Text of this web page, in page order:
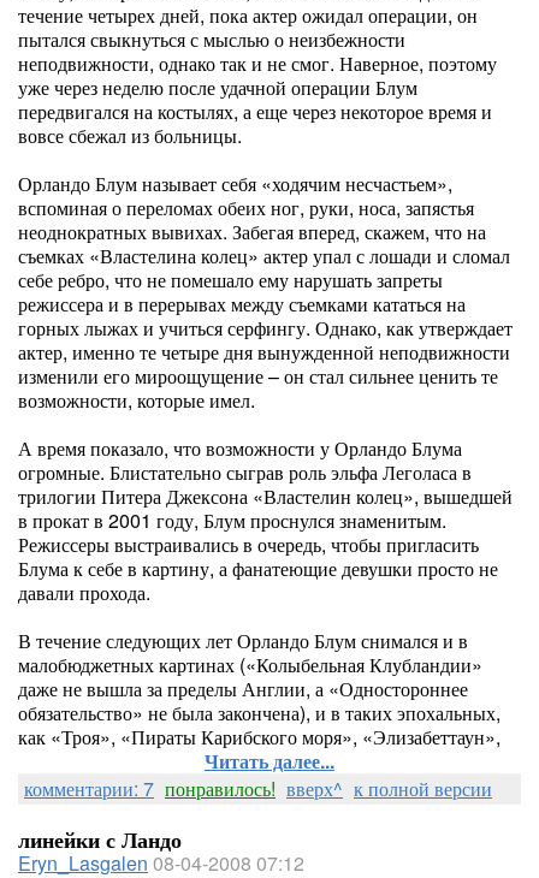
течение четырех дней, пока актер ожидал операции, он
пытался свыкнуться с мыслью о неизбежности
неподвижности, однако так и не смог. Наверное, поэтому
уже через неделю после удачной операции Блум
передвигался на костылях, а еще через некоторое время и
вовсе сбежал из больницы.
Орландо Блум называет себя «ходячим несчастьем»,
вспоминая о переломах обеих ног, руки, носа, запястья
неоднократных вывихах. Забегая вперед, скажем, что на
съемках «Властелина колец» актер упал с лошади и сломал
себе ребро, что не помешало ему нарушать запреты
режиссера и в перерывах между съемками кататься на
горных лыжах и учиться серфингу. Однако, как утверждает
актер, именно те четыре дня вынужденной неподвижности
изменили его мироощущение – он стал сильнее ценить те
возможности, которые имел.
А время показало, что возможности у Орландо Блума
огромные. Блистательно сыграв роль эльфа Леголаса в
трилогии Питера Джексона «Властелин колец», вышедшей
в прокат в 2001 году, Блум проснулся знаменитым.
Режиссеры выстраивались в очередь, чтобы пригласить
Блума к себе в картину, а фанатеющие девушки просто не
давали прохода.
В течение следующих лет Орландо Блум снимался и в
малобюджетных картинах («Колыбельная Клубландии»
даже не вышла за пределы Англии, а «Одностороннее
обязательство» не была закончена), и в таких эпохальных,
как «Троя», «Пираты Карибского моря», «Элизабеттаун»,
Читать далее...
комментарии: 7 понравилось! вверх^ к полной версии
линейки с Ландо
Eryn_Lasgalen 08-04-2008 07:12